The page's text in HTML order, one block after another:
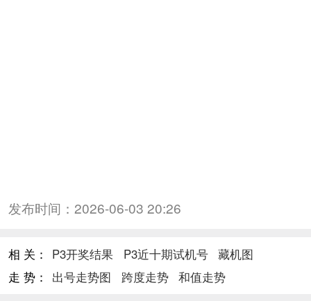
发布时间： 2026-06-03 20:26
相 关： P3开奖结果 P3近十期试机号
藏机图
走 势：
出号走势图 跨度走势 和值走势